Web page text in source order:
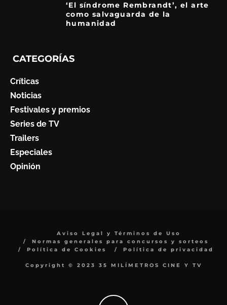
‘El síndrome Rembrandt’, el arte
como salvaguarda de la
humanidad
CATEGORÍAS
Críticas
Noticias
Festivales y premios
Series de TV
Trailers
Especiales
Opinión
Aviso Legal y Términos de Uso
Normas generales para concursos y sorteos
Política de Cookies
Política de privacidad
Copyright © 2023 35 MILÍMETROS CINE Y TV